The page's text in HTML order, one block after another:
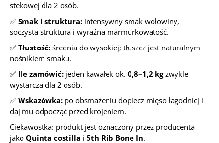
stekowej dla 2 osób.
✅ Smak i struktura: intensywny smak wołowiny,
soczysta struktura i wyraźna marmurkowatość.
✅ Tłustość: średnia do wysokiej; tłuszcz jest naturalnym
nośnikiem smaku.
✅ Ile zamówić: jeden kawałek ok. 0,8–1,2 kgzwykle
wystarcza dla 2 osób.
✅ Wskazówka: po obsmażeniu dopiecz mięso łagodniej i
daj mu odpocząć przed krojeniem.
Ciekawostka: produkt jest oznaczony przez producenta
jako Quinta costilla i 5th Rib Bone In.